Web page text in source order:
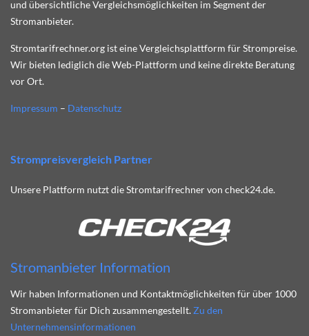
und übersichtliche Vergleichsmöglichkeiten im Segment der
Stromanbieter.
Stromtarifrechner.org ist eine Vergleichsplattform für Strompreise.
Wir bieten lediglich die Web-Plattform und keine direkte Beratung
vor Ort.
Impressum – Datenschutz
Strompreisvergleich Partner
Unsere Plattform nutzt die Stromtarifrechner von check24.de.
Stromanbieter Information
Wir haben Informationen und Kontaktmöglichkeiten für über 1000
Stromanbieter für Dich zusammengestellt. Zu den
Unternehmensinformationen